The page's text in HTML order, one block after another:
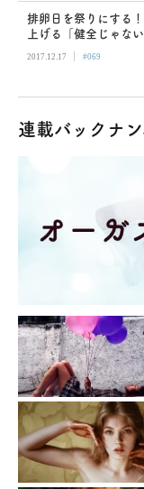
排卵日を祭りにする
上げる「健全じゃな
2017.12.17 | #069
連載バックナ